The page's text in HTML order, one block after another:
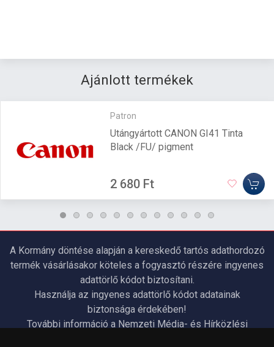
Ajánlott termékek
Patron
Utángyártott CANON GI41 Tinta
Black /FU/ pigment
2 680 Ft
A Kormány döntése alapján a kereskedő tartós adathordozó
termék vásárlásakor köteles a fogyasztó részére ingyenes
adattörlő kódot biztosítani.
Használja az ingyenes adattörlő kódot adatainak
biztonsága érdekében!
További információ a Nemzeti Média- és Hírközlési